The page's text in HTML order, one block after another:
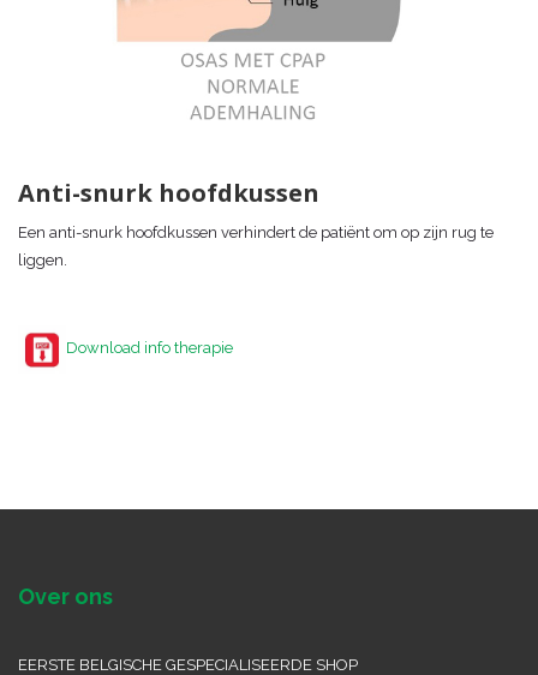
Anti-snurk hoofdkussen
Een anti-snurk hoofdkussen verhindert de patiënt om op zijn rug te
liggen.
Download info therapie
Over ons
EERSTE BELGISCHE GESPECIALISEERDE SHOP